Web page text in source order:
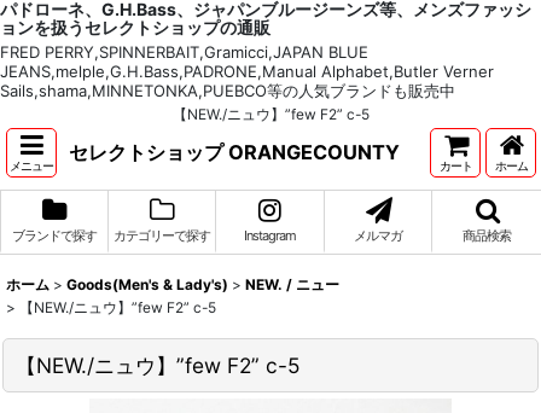
パドローネ、G.H.Bass、ジャパンブルージーンズ等、メンズファッシ
ョンを扱うセレクトショップの通販
FRED PERRY,SPINNERBAIT,Gramicci,JAPAN BLUE
JEANS,melple,G.H.Bass,PADRONE,Manual Alphabet,Butler Verner
Sails,shama,MINNETONKA,PUEBCO等の人気ブランドも販売中
【NEW./ニュウ】”few F2” c-5
メニュー
セレクトショップ ORANGECOUNTY
カート ホーム
ブランドで探す カテゴリーで探す Instagram メルマガ 商品検索
ホーム > Goods(Men's & Lady's) > NEW. / ニュー
>
【NEW./ニュウ】”few F2” c-5
【NEW./ニュウ】”few F2” c-5